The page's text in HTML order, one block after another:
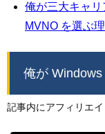
俺が三大キャ
MVNO を選ぶ
俺が
記事内にアフィリエ